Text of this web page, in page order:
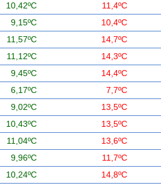
10,42ºC 11,4ºC
9,15ºC 10,4ºC
11,57ºC 14,7ºC
11,12ºC 14,3ºC
9,45ºC 14,4ºC
6,17ºC 7,7ºC
9,02ºC 13,5ºC
10,43ºC 13,5ºC
11,04ºC 13,6ºC
9,96ºC 11,7ºC
10,24ºC 14,8ºC